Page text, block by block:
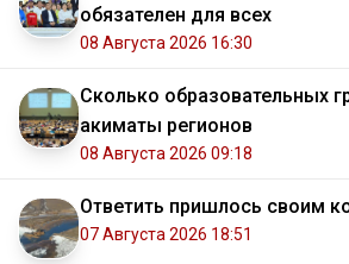
обязателен для всех
08 Августа 2026 16:30
Сколько образовательных
акиматы регионов
08 Августа 2026 09:18
Ответить пришлось своим
07 Августа 2026 18:51